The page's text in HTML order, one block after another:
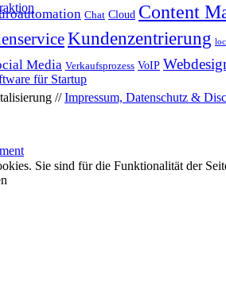
für Startup
Chat Cloud Content
Kundenzentrierung
Media Verkaufsprozess VoIP
//Impressum, Datenschutz &
Sie sind für die Funktionalität der